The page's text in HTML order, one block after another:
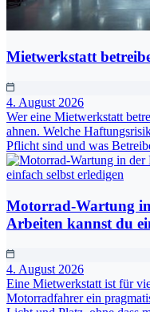
Mietwerkstatt
4. August 2026
Wer eine Mietwerkstatt
ahnen. Welche
Pflicht sind und was
Motorrad-Wartung
Arbeiten kannst du
4. August 2026
Eine Mietwerkstatt ist für
Motorradfahrer ein